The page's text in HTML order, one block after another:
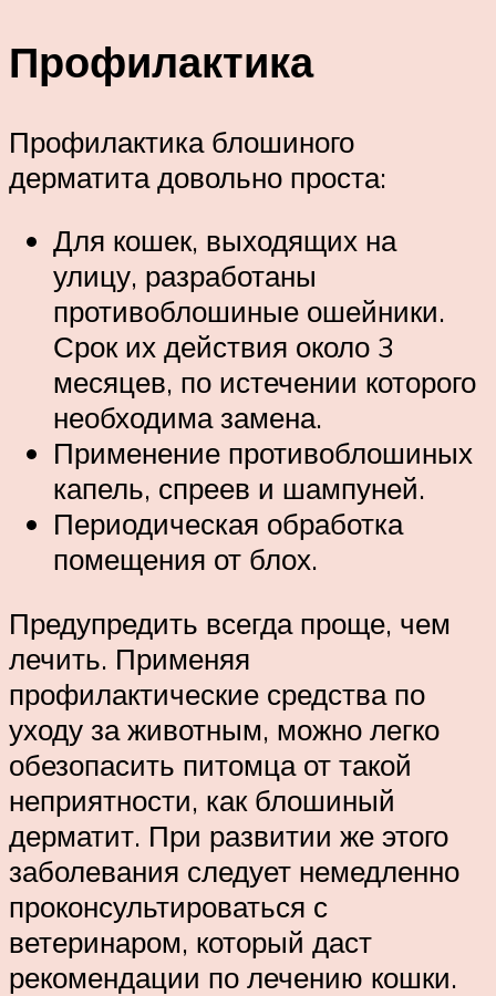
Профилактика
Профилактика блошиного
дерматита довольно проста:
Для кошек, выходящих на
улицу, разработаны
противоблошиные ошейники.
Срок их действия около 3
месяцев, по истечении которого
необходима замена.
Применение противоблошиных
капель, спреев и шампуней.
Периодическая обработка
помещения от блох.
Предупредить всегда проще, чем
лечить. Применяя
профилактические средства по
уходу за животным, можно легко
обезопасить питомца от такой
неприятности, как блошиный
дерматит. При развитии же этого
заболевания следует немедленно
проконсультироваться с
ветеринаром, который даст
рекомендации по лечению кошки.